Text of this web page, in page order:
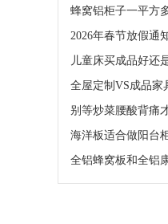
钱？一看就懂
蜂窝铝柜子一平方
格+选购攻略
2026年春节放假通
儿童床买成品好还
全屋定制VS成品家
别等炒菜腰酸背痛
流程拆解，照着做
海洋板适合做阳台
全铝蜂窝板和全铝
哪些？